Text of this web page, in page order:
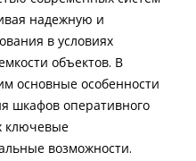
надежную и
в условиях
объектов. В
основные особенности
шкафов оперативного
ключевые
возможности.